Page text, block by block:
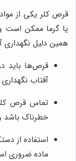
قرص کلر یکی از
یا گرما ممکن است
همین دلیل
قرص‌ها باید
آفتاب
تماس قرص
خطرناک باشد
استفاده از
ماده ضروری